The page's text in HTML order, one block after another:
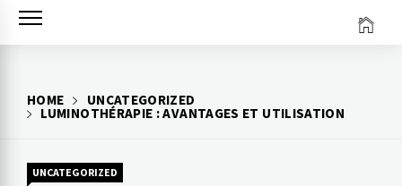
HOME
UNCATEGORIZED
LUMINOTHÉRAPIE : AVANTAGES ET UTILISATION
UNCATEGORIZED